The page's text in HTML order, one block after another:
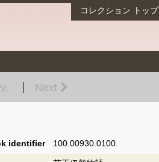
コレクション トップ
Next
identifier 100.00930.0100.